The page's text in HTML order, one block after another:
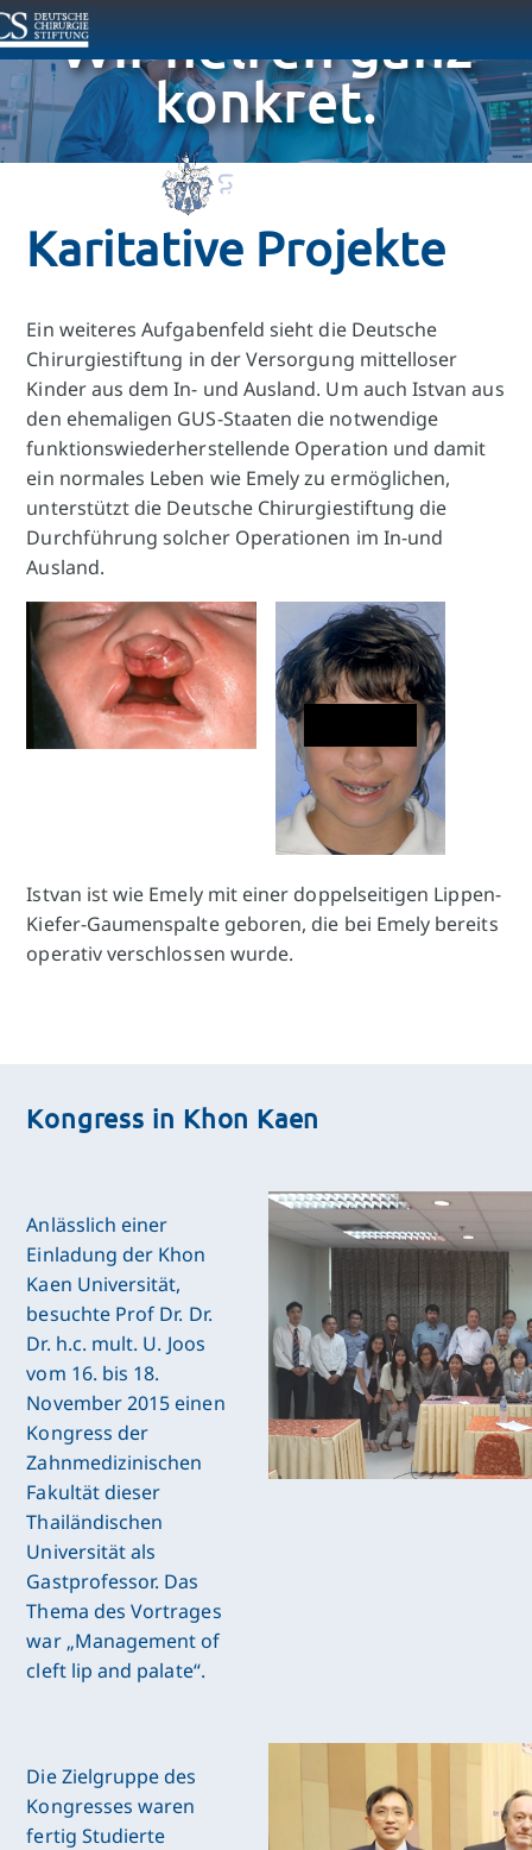
Wir helfen ganz
konkret.
Karitative Projekte
Ein weiteres Aufgabenfeld sieht die Deutsche
Chirurgiestiftung in der Versorgung mittelloser
Kinder aus dem In- und Ausland. Um auch Istvan aus
den ehemaligen GUS-Staaten die notwendige
funktionswiederherstellende Operation und damit
ein normales Leben wie Emely zu ermöglichen,
unterstützt die Deutsche Chirurgiestiftung die
Durchführung solcher Operationen im In-und
Ausland.
Istvan ist wie Emely mit einer doppelseitigen Lippen-
Kiefer-Gaumenspalte geboren, die bei Emely bereits
operativ verschlossen wurde.
Kongress in Khon Kaen
Anlässlich einer
Einladung der Khon
Kaen Universität,
besuchte Prof Dr. Dr.
Dr. h.c. mult. U. Joos
vom 16. bis 18.
November 2015 einen
Kongress der
Zahnmedizinischen
Fakultät dieser
Thailändischen
Universität als
Gastprofessor. Das
Thema des Vortrages
war „Management of
cleft lip and palate“.
Die Zielgruppe des
Kongresses waren
fertig Studierte